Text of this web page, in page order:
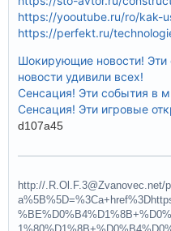
https://yooutube.ru/ro/kak-
https://perfekt.ru/
Шокирующие новости! Эти
новости удивили всех!
Сенсация! Эти события в
Сенсация! Эти игровые
d107a45
http://.R.Ol.F.3@Zvanovec.net/